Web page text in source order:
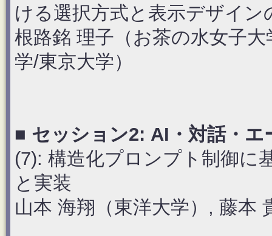
ける選択方式と表示デザイン
根路銘 理子（お茶の水女子
学/東京大学）
■ セッション2: AI・対話・
(7): 構造化プロンプト制御に
と実装
山本 海翔（東洋大学）, 藤本